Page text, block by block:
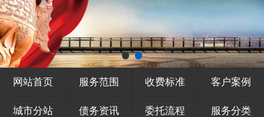
网站首页 服务范围 收费标准 客户案例
城市分站 债务资讯 委托流程 服务分类